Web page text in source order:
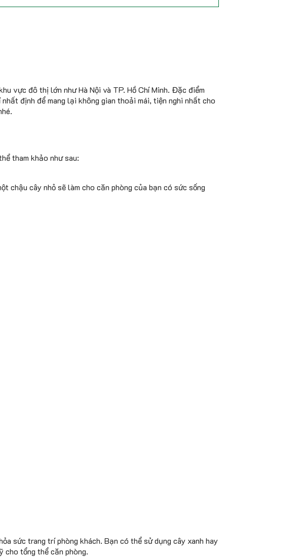
vực đô thị lớn như Hà Nội và TP. Hồ Chí Minh. Đặc điểm
định để mang lại không gian thoải mái, tiện nghi nhất cho
tham khảo như sau:
chậu cây nhỏ sẽ làm cho căn phòng của bạn có sức sống
sức trang trí phòng khách. Bạn có thể sử dụng cây xanh hay
cho tổng thể căn phòng.